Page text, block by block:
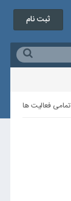
ثبت نام
تمامی فعالیت ها